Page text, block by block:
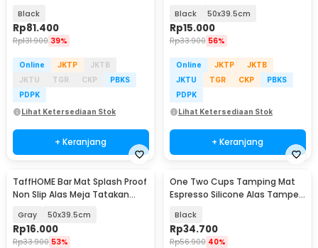
Black
Rp81.400
Rp131.900 39%
Online JKTP
JKTB
JKTU
TGR CKP
PBKS
PDPK
Lihat Ketersediaan Stok
+ Keranjang
Black 50x39.5cm
Rp15.000
Rp33.900 56%
Online JKTP
JKTB
JKTU
TGR CKP
PBKS
PDPK
Lihat Ketersediaan Stok
+ Keranjang
TaffHOME Bar Mat Splash Proof
Non Slip Alas Meja Tatakan
Gray 50x39.5cm
Rp16.000
Rp33.900 53%
One Two Cups Tamping Mat
Espresso Silicone Alas Tamper
Black
Rp34.700
Rp56.900 40%